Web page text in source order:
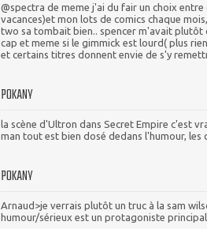
@spectra de meme j'ai du fair un choix
vacances)et mon lots de comics chaque
two sa tombait bien.. spencer m'avait plutôt
cap et meme si le gimmick est lourd( plus
et certains titres donnent envie de s'y
POKANY
la scène d'Ultron dans Secret Empire c'est
man tout est bien dosé dedans l'humour, les
POKANY
Arnaud>je verrais plutôt un truc à la sam
humour/sérieux est un protagoniste